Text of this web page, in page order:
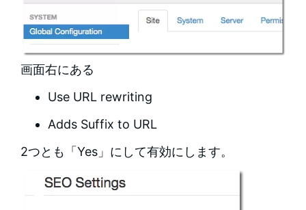
画面右にある
Use URL rewriting
Adds Suffix to URL
2つとも「Yes」にして有効にします。